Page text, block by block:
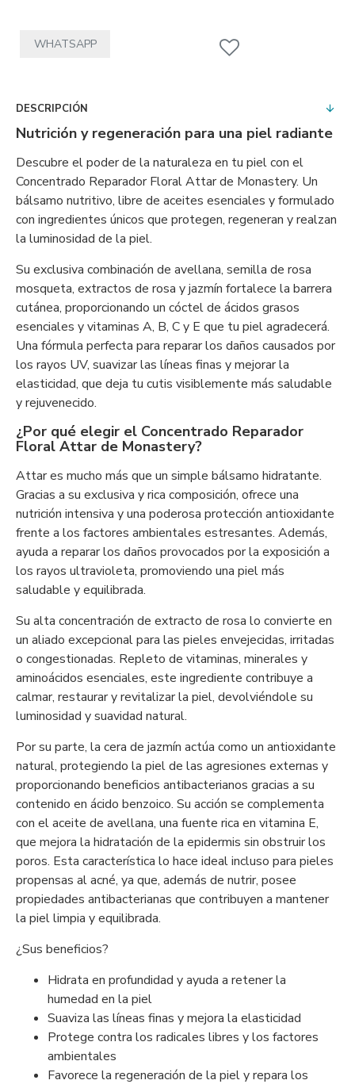
WHATSAPP
DESCRIPCIÓN
Nutrición y regeneración para una piel radiante
Descubre el poder de la naturaleza en tu piel con el
Concentrado Reparador Floral Attar de Monastery. Un
bálsamo nutritivo, libre de aceites esenciales y formulado
con ingredientes únicos que protegen, regeneran y realzan
la luminosidad de la piel.
Su exclusiva combinación de avellana, semilla de rosa
mosqueta, extractos de rosa y jazmín fortalece la barrera
cutánea, proporcionando un cóctel de ácidos grasos
esenciales y vitaminas A, B, C y E que tu piel agradecerá.
Una fórmula perfecta para reparar los daños causados por
los rayos UV, suavizar las líneas finas y mejorar la
elasticidad, que deja tu cutis visiblemente más saludable
y rejuvenecido.
¿Por qué elegir el Concentrado Reparador
Floral Attar de Monastery?
Attar es mucho más que un simple bálsamo hidratante.
Gracias a su exclusiva y rica composición, ofrece una
nutrición intensiva y una poderosa protección antioxidante
frente a los factores ambientales estresantes. Además,
ayuda a reparar los daños provocados por la exposición a
los rayos ultravioleta, promoviendo una piel más
saludable y equilibrada.
Su alta concentración de extracto de rosa lo convierte en
un aliado excepcional para las pieles envejecidas, irritadas
o congestionadas. Repleto de vitaminas, minerales y
aminoácidos esenciales, este ingrediente contribuye a
calmar, restaurar y revitalizar la piel, devolviéndole su
luminosidad y suavidad natural.
Por su parte, la cera de jazmín actúa como un antioxidante
natural, protegiendo la piel de las agresiones externas y
proporcionando beneficios antibacterianos gracias a su
contenido en ácido benzoico. Su acción se complementa
con el aceite de avellana, una fuente rica en vitamina E,
que mejora la hidratación de la epidermis sin obstruir los
poros. Esta característica lo hace ideal incluso para pieles
propensas al acné, ya que, además de nutrir, posee
propiedades antibacterianas que contribuyen a mantener
la piel limpia y equilibrada.
¿Sus beneficios?
Hidrata en profundidad y ayuda a retener la
humedad en la piel
Suaviza las líneas finas y mejora la elasticidad
Protege contra los radicales libres y los factores
ambientales
Favorece la regeneración de la piel y repara los